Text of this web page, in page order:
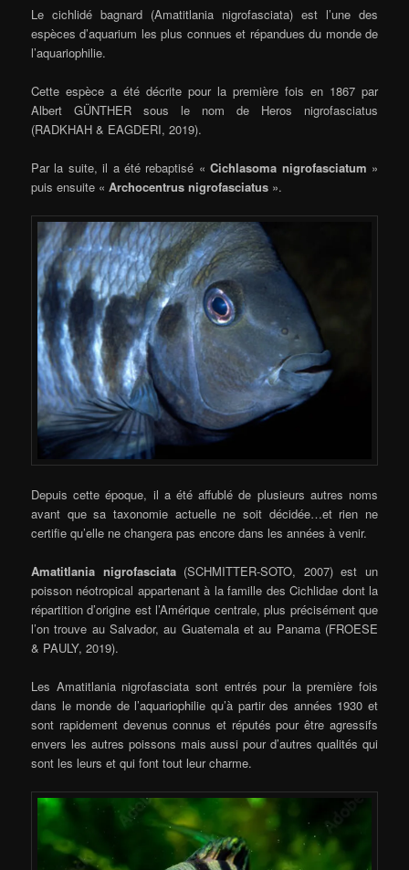
Le cichlidé bagnard (Amatitlania nigrofasciata) est l’une des
espèces d’aquarium les plus connues et répandues du monde de
l’aquariophilie.
Cette espèce a été décrite pour la première fois en 1867 par
Albert GÜNTHER sous le nom de Heros nigrofasciatus
(RADKHAH & EAGDERI, 2019).
Par la suite, il a été rebaptisé «Cichlasoma nigrofasciatum »
puis ensuite «Archocentrus nigrofasciatus ».
Depuis cette époque, il a été affublé de plusieurs autres noms
avant que sa taxonomie actuelle ne soit décidée…et rien ne
certifie qu’elle ne changera pas encore dans les années à venir.
Amatitlania nigrofasciata(SCHMITTER-SOTO, 2007) est un
poisson néotropical appartenant à la famille des Cichlidae dont la
répartition d’origine est l’Amérique centrale, plus précisément que
l’on trouve au Salvador, au Guatemala et au Panama (FROESE
& PAULY, 2019).
Les Amatitlania nigrofasciata sont entrés pour la première fois
dans le monde de l’aquariophilie qu’à partir des années 1930 et
sont rapidement devenus connus et réputés pour être agressifs
envers les autres poissons mais aussi pour d’autres qualités qui
sont les leurs et qui font tout leur charme.